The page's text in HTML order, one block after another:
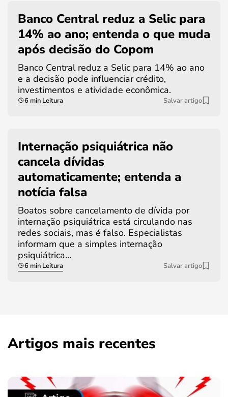
Banco Central reduz a Selic para
14% ao ano; entenda o que muda
após decisão do Copom
Banco Central reduz a Selic para 14% ao ano
e a decisão pode influenciar crédito,
investimentos e atividade econômica.
6 min Leitura Salvar artigo
Internação psiquiátrica não
cancela dívidas
automaticamente; entenda a
notícia falsa
Boatos sobre cancelamento de dívida por
internação psiquiátrica está circulando nas
redes sociais, mas é falso. Especialistas
informam que a simples internação
psiquiátrica…
6 min Leitura Salvar artigo
Artigos mais recentes